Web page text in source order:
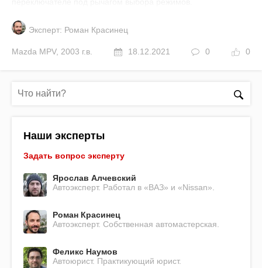
Эксперт: Роман Красинец
Mazda MPV, 2003 г.в. 18.12.2021 0 0
Наши эксперты
Задать вопрос эксперту
Ярослав Алчевский
Автоэксперт. Работал в «ВАЗ» и «Nissan».
Роман Красинец
Автоэксперт. Собственная автомастерская.
Феликс Наумов
Автоюрист. Практикующий юрист.